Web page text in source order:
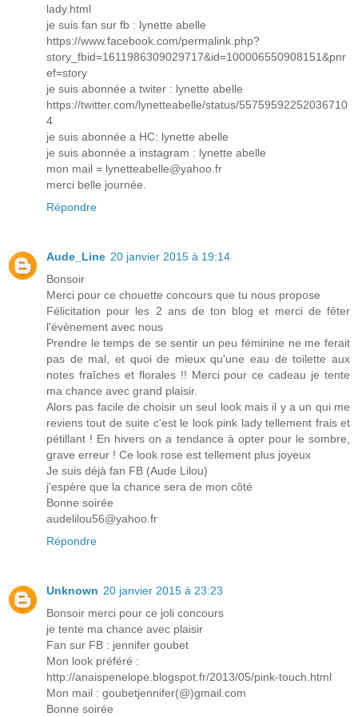
lady.html
je suis fan sur fb : lynette abelle
https://www.facebook.com/permalink.php?
story_fbid=1611986309029717&id=100006550908151&pnr
ef=story
je suis abonnée a twiter : lynette abelle
https://twitter.com/lynetteabelle/status/55759592252036710
4
je suis abonnée a HC: lynette abelle
je suis abonnée a instagram : lynette abelle
mon mail = lynetteabelle@yahoo.fr
merci belle journée.
Répondre
Aude_Line 20 janvier 2015 à 19:14
Bonsoir
Merci pour ce chouette concours que tu nous propose
Félicitation pour les 2 ans de ton blog et merci de fêter
l'évènement avec nous
Prendre le temps de se sentir un peu féminine ne me ferait
pas de mal, et quoi de mieux qu'une eau de toilette aux
notes fraîches et florales !! Merci pour ce cadeau je tente
ma chance avec grand plaisir.
Alors pas facile de choisir un seul look mais il y a un qui me
reviens tout de suite c'est le look pink lady tellement frais et
pétillant ! En hivers on a tendance à opter pour le sombre,
grave erreur ! Ce look rose est tellement plus joyeux
Je suis déjà fan FB (Aude Lilou)
j'espère que la chance sera de mon côté
Bonne soirée
audelilou56@yahoo.fr
Répondre
Unknown 20 janvier 2015 à 23:23
Bonsoir merci pour ce joli concours
je tente ma chance avec plaisir
Fan sur FB : jennifer goubet
Mon look préféré :
http://anaispenelope.blogspot.fr/2013/05/pink-touch.html
Mon mail : goubetjennifer(@)gmail.com
Bonne soirée